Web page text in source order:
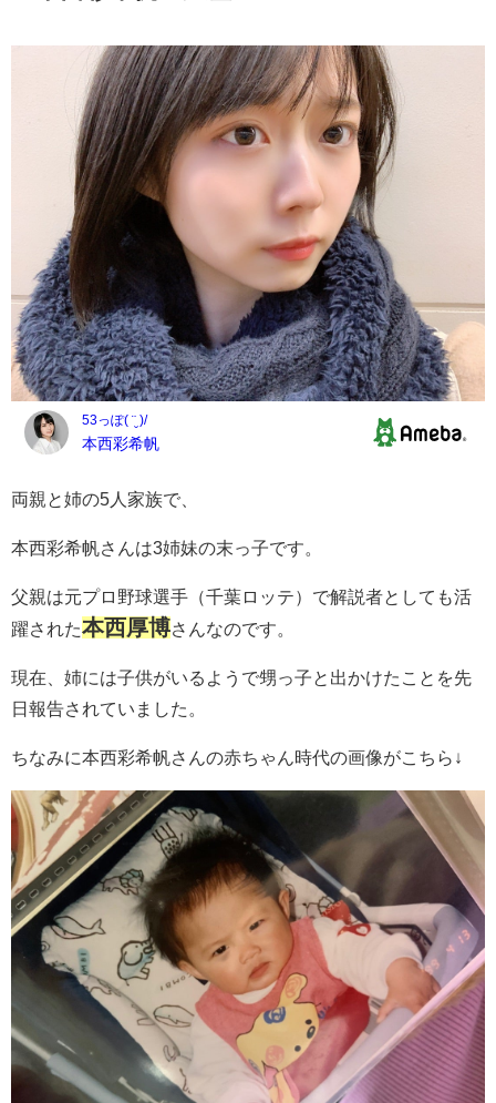
両親と姉の5人家族で、
本西彩希帆さんは3姉妹の末っ子です。
父親は元プロ野球選手（千葉ロッテ）で解説者としても活
躍された本西厚博さんなのです。
現在、姉には子供がいるようで甥っ子と出かけたことを先
日報告されていました。
ちなみに本西彩希帆さんの赤ちゃん時代の画像がこちら↓